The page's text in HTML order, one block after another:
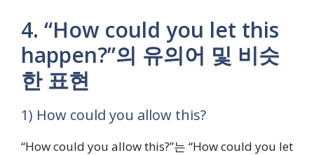
4. “How could you let this
happen?”의 유의어 및 비슷
한 표현
1) How could you allow this?
“How could you allow this?”는 “How could you let